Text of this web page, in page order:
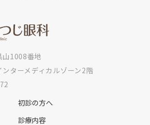
山1008番地
ターメディカルゾーン2階
初診の方へ
診療内容